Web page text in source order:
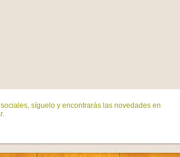
síguelo y encontrarás las novedades en